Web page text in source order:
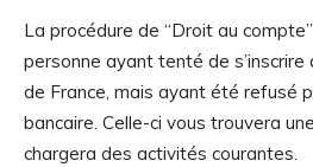
La procédure de “Droit au
personne ayant tenté de s’inscrire
de France, mais ayant été refusé
bancaire. Celle-ci vous trouvera
chargera des activités courantes.